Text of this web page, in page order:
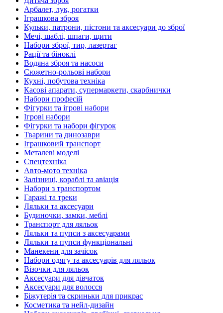
Арбалет, лук, рогатки
Іграшкова зброя
Кульки, патрони, пістони та аксесуари до зброї
Мечі, шаблі, шпаги, щити
Набори зброї, тир, лазертаг
Рації та біноклі
Водяна зброя та насоси
Сюжетно-рольові набори
Кухні, побутова техніка
Касові апарати, супермаркети, скарбнички
Набори професій
Фігурки та ігрові набори
Ігрові набори
Фігурки та набори фігурок
Тварини та динозаври
Іграшковий транспорт
Металеві моделі
Спецтехніка
Авто-мото техніка
Залізниці, кораблі та авіація
Набори з транспортом
Гаражі та треки
Ляльки та аксесуари
Будиночки, замки, меблі
Транспорт для ляльок
Ляльки та пупси з аксесуарами
Ляльки та пупси функціональні
Манекени для зачісок
Набори одягу та аксесуарів для ляльок
Візочки для ляльок
Аксесуари для дівчаток
Аксесуари для волосся
Біжутерія та скриньки для прикрас
Косметика та нейл-дизайн